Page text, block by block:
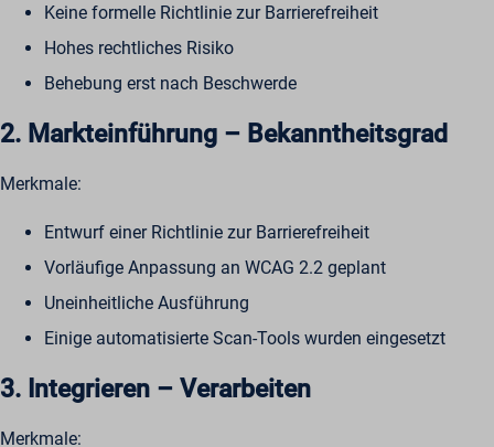
Keine formelle Richtlinie zur Barrierefreiheit
Hohes rechtliches Risiko
Behebung erst nach Beschwerde
2. Markteinführung – Bekanntheitsgrad
Merkmale:
Entwurf einer Richtlinie zur Barrierefreiheit
Vorläufige Anpassung an WCAG 2.2 geplant
Uneinheitliche Ausführung
Einige automatisierte Scan-Tools wurden eingesetzt
3. Integrieren – Verarbeiten
Merkmale: